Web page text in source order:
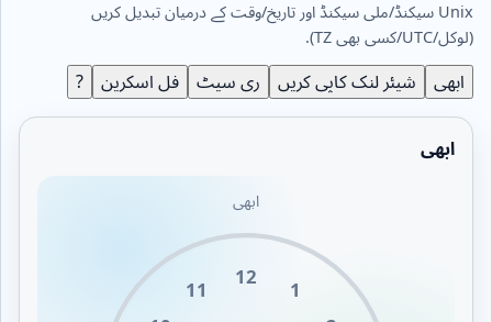
Unix سیکنڈ/ملی سیکنڈ اور تاریخ/وقت کے درمیان تبدیل کریں
(لوکل/UTC/کسی بھی TZ).
ابھی شیئر لنک کاپی کریں ری سیٹ فل اسکرین ?
ابھی
ابھی
1
11
12